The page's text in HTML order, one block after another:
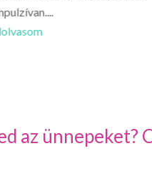
az ünnepeket?